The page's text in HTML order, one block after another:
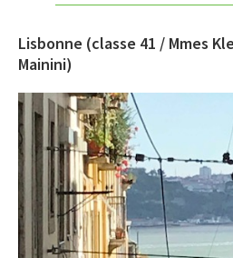
Lisbonne (classe 41 / Mmes
Mainini)